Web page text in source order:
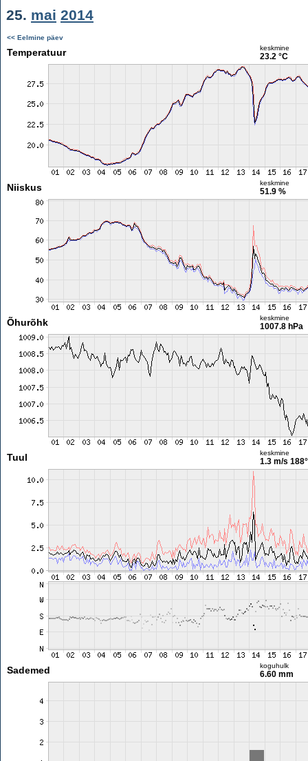
25. mai 2014
<< Eelmine päev
Temperatuur keskmine
23.2 °C
Niiskus keskmine
51.9 %
Õhurõhk keskmine
1007.8 hPa
Tuul keskmine
1.3 m/s 188°
Sademed koguhulk
6.60 mm